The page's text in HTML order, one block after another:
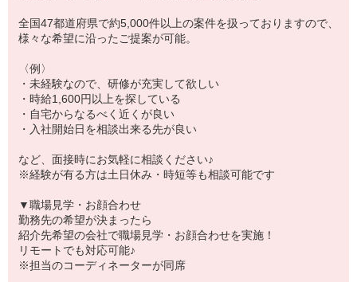
全国47都道府県で約5,000件以上の案件を扱っておりますので、
様々な希望に沿ったご提案が可能。
〈例〉
・未経験なので、研修が充実して欲しい
・時給1,600円以上を探している
・自宅からなるべく近くが良い
・入社開始日を相談出来る先が良い
など、面接時にお気軽に相談ください♪
※経験が有る方は土日休み・時短等も相談可能です
▼職場見学・お顔合わせ
勤務先の希望が決まったら
紹介先希望の会社で職場見学・お顔合わせを実施！
リモートでも対応可能♪
※担当のコーディネーターが同席